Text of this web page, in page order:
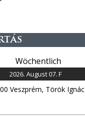
Wöchentlich
2026. August 07. F
Veszprém, Török Ignác